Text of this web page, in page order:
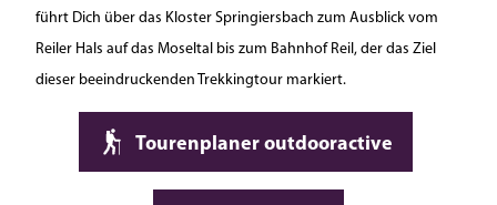
führt Dich über das Kloster Springiersbach zum Ausblick vom
Reiler Hals auf das Moseltal bis zum Bahnhof Reil, der das Ziel
dieser beeindruckenden Trekkingtour markiert.
Tourenplaner outdooractive